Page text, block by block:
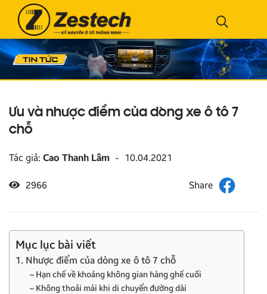
Ưu và nhược điểm của dòng xe ô tô 7
chỗ
Tác giả: Cao Thanh Lâm - 10.04.2021
2966
Mục lục bài viết
1. Nhược điểm của dòng xe ô tô 7 chỗ
– Hạn chế về khoảng không gian hàng ghế cuối
– Không thoải mái khi di chuyển đường dài